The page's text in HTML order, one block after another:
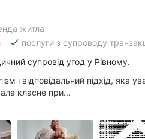
житла
done послуги з супроводу
супровід угод у Рівному.
і відповідальний підхід, яка
класне при...